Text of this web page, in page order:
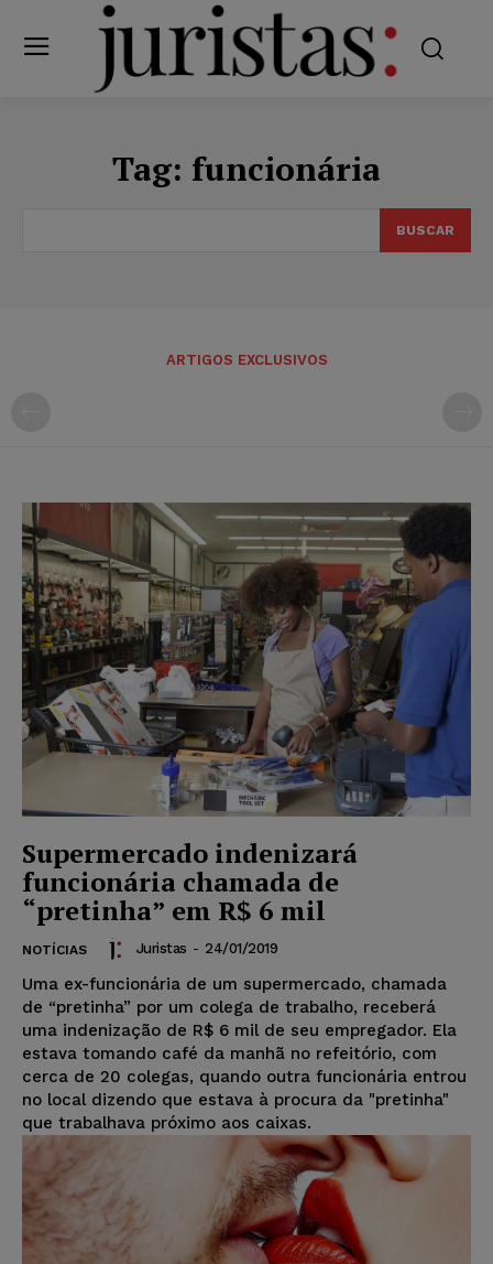
Tag: funcionária
BUSCAR
ARTIGOS EXCLUSIVOS
Supermercado indenizará
funcionária chamada de
“pretinha” em R$ 6 mil
NOTÍCIAS Juristas - 24/01/2019
Uma ex-funcionária de um supermercado, chamada
de “pretinha” por um colega de trabalho, receberá
uma indenização de R$ 6 mil de seu empregador. Ela
estava tomando café da manhã no refeitório, com
cerca de 20 colegas, quando outra funcionária entrou
no local dizendo que estava à procura da "pretinha"
que trabalhava próximo aos caixas.